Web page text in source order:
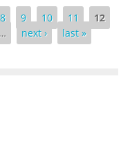
8 9 10 11
12
… next › last »